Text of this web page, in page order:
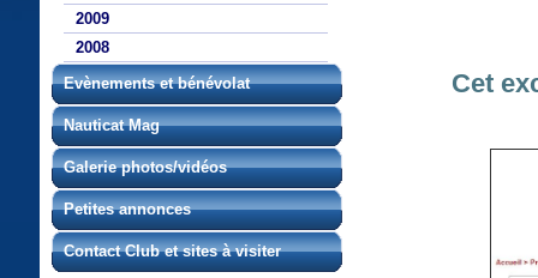
2009
2008
Evènements et bénévolat
Nauticat Mag
Galerie photos/vidéos
Petites annonces
Contact Club et sites à visiter
Cet